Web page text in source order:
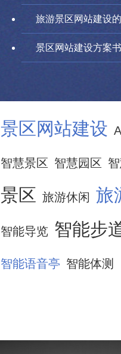
旅游景区网站建设
景区网站建设方案
景区网站建设
智慧景区 智慧园区
景区 旅游休闲 旅
智能导览 智能步
智能语音亭 智能体测